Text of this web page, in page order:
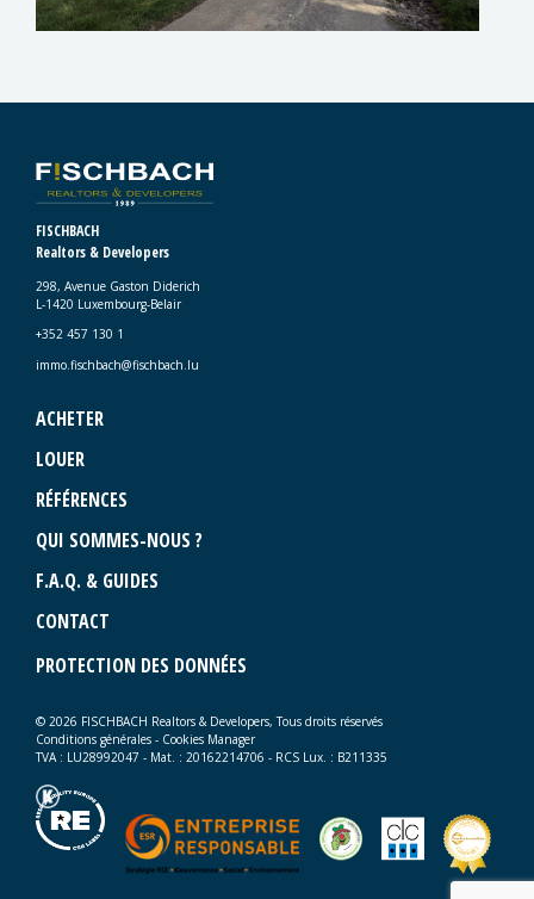
FISCHBACH
Realtors & Developers
298, Avenue Gaston Diderich
L-1420 Luxembourg-Belair
+352 457 130 1
immo.fischbach@fischbach.lu
ACHETER
LOUER
RÉFÉRENCES
QUI SOMMES-NOUS ?
F.A.Q. & GUIDES
CONTACT
PROTECTION DES DONNÉES
© 2026 FISCHBACH Realtors & Developers, Tous droits réservés
Conditions générales - Cookies Manager
TVA : LU28992047 - Mat. : 20162214706 - RCS Lux. : B211335